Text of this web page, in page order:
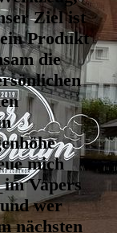
Ziel ist
Produkt
die
mich
Vapers
wer
nächsten